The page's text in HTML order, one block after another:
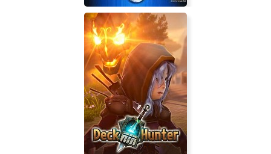
James Bond 007 Nightfire